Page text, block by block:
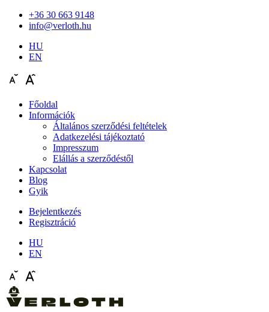
+36 30 663 9148
info@verloth.hu
HU
EN
Főoldal
Információk
Általános szerződési feltételek
Adatkezelési tájékoztató
Impresszum
Elállás a szerződéstől
Kapcsolat
Blog
Gyik
Bejelentkezés
Regisztráció
HU
EN